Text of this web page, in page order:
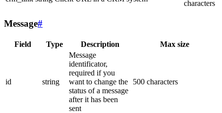
characters
Message#
Field Type Description Max size
id string
Message
identificator,
required if you
want to change the
status of a message
after it has been
sent
500 characters